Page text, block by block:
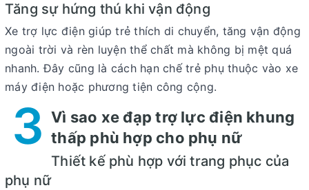
Tăng sự hứng thú khi vận động
Xe trợ lực điện giúp trẻ thích di chuyển, tăng vận động
ngoài trời và rèn luyện thể chất mà không bị mệt quá
nhanh. Đây cũng là cách hạn chế trẻ phụ thuộc vào xe
máy điện hoặc phương tiện công cộng.
3 Vì sao xe đạp trợ lực điện khung
thấp phù hợp cho phụ nữ
Thiết kế phù hợp với trang phục của
phụ nữ